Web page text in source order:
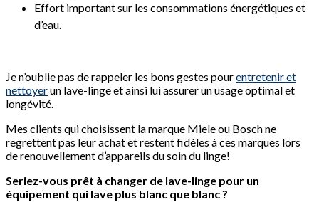
Effort important sur les consommations énergétiques et
d’eau.
Je n’oublie pas de rappeler les bons gestes pourentretenir et
nettoyerun lave-linge et ainsi lui assurer un usage optimal et
longévité.
Mes clients qui choisissent la marque Miele ou Bosch ne
regrettent pas leur achat et restent fidèles à ces marques lors
de renouvellement d’appareils du soin du linge!
Seriez-vous prêt à changer de lave-linge pour un
équipement qui lave plus blanc que blanc ?